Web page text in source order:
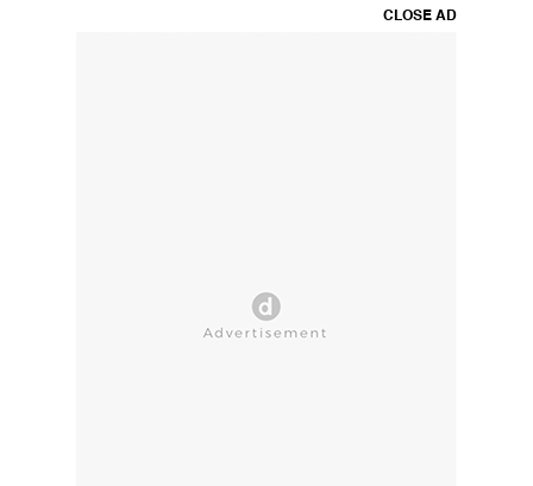
CLOSE AD